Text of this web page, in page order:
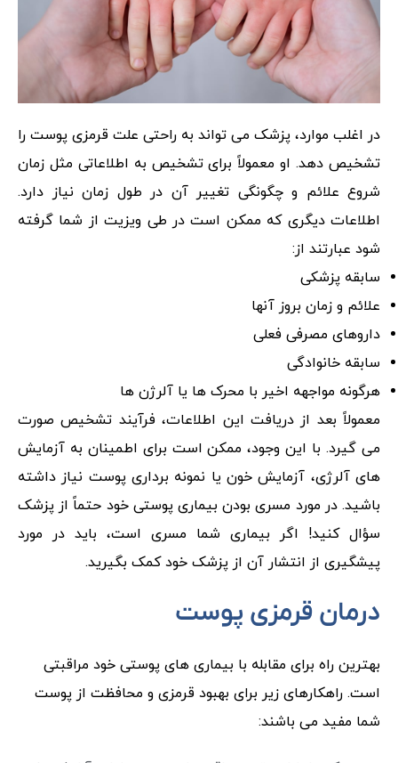
در اغلب موارد، پزشک می تواند به راحتی علت قرمزی پوست را
تشخیص دهد. او معمولاً برای تشخیص به اطلاعاتی مثل زمان
شروع علائم و چگونگی تغییر آن در طول زمان نیاز دارد.
اطلاعات دیگری که ممکن است در طی ویزیت از شما گرفته
شود عبارتند از:
سابقه پزشکی
علائم و زمان بروز آنها
داروهای مصرفی فعلی
سابقه خانوادگی
هرگونه مواجهه اخیر با محرک ها یا آلرژن ها
معمولاً بعد از دریافت این اطلاعات، فرآیند تشخیص صورت
می گیرد. با این وجود، ممکن است برای اطمینان به آزمایش
های آلرژی، آزمایش خون یا نمونه برداری پوست نیاز داشته
باشید. در مورد مسری بودن بیماری پوستی خود حتماً از پزشک
سؤال کنید! اگر بیماری شما مسری است، باید در مورد
پیشگیری از انتشار آن از پزشک خود کمک بگیرید.
درمان قرمزی پوست
بهترین راه برای مقابله با بیماری های پوستی خود مراقبتی
است. راهکارهای زیر برای بهبود قرمزی و محافظت از پوست
شما مفید می باشند: